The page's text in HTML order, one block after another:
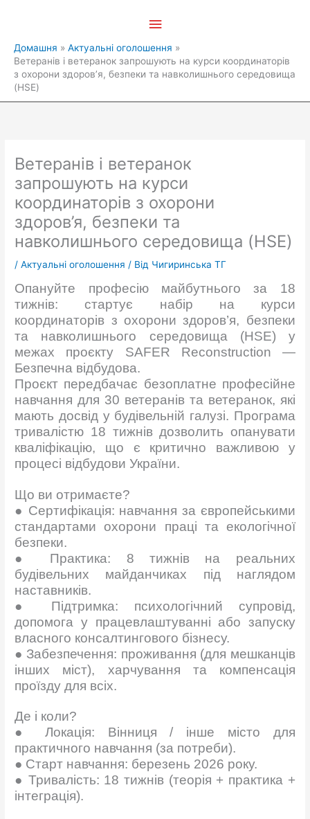
меню
Домашня
Актуальні оголошення
Ветеранів і ветеранок запрошують на курси координаторів
з охорони здоров’я, безпеки та навколишнього середовища
(HSE)
Ветеранів і ветеранок
запрошують на курси
координаторів з охорони
здоров’я, безпеки та
навколишнього середовища (HSE)
/Актуальні оголошення / Від Чигиринська ТГ
Опануйте професію майбутнього за 18
тижнів: стартує набір на курси
координаторів з охорони здоров’я, безпеки
та навколишнього середовища (HSE) у
межах проєкту SAFER Reconstruction —
Безпечна відбудова.
Проєкт передбачає безоплатне професійне
навчання для 30 ветеранів та ветеранок, які
мають досвід у будівельній галузі. Програма
тривалістю 18 тижнів дозволить опанувати
кваліфікацію, що є критично важливою у
процесі відбудови України.
Що ви отримаєте?
● Сертифікація: навчання за європейськими
стандартами охорони праці та екологічної
безпеки.
● Практика: 8 тижнів на реальних
будівельних майданчиках під наглядом
наставників.
● Підтримка: психологічний супровід,
допомога у працевлаштуванні або запуску
власного консалтингового бізнесу.
● Забезпечення: проживання (для мешканців
інших міст), харчування та компенсація
проїзду для всіх.
Де і коли?
● Локація: Вінниця / інше місто для
практичного навчання (за потреби).
● Старт навчання: березень 2026 року.
● Тривалість: 18 тижнів (теорія + практика +
інтеграція).